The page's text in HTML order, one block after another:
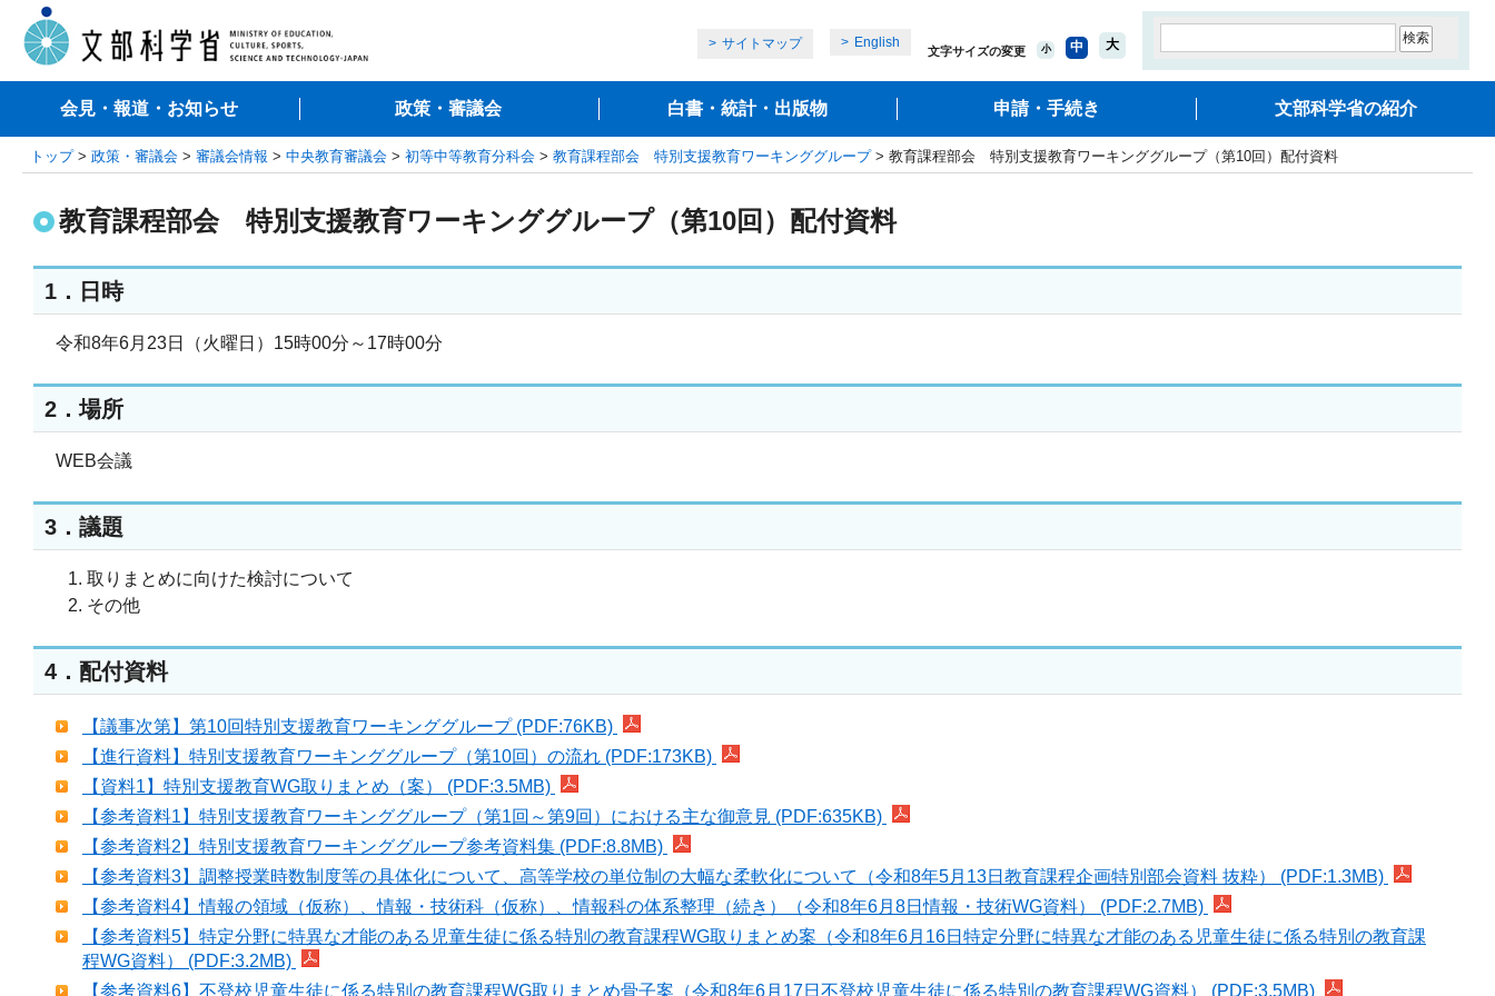
サイトマップ English
文字サイズの変更 小 中 大
会見・報道・お知らせ 政策・審議会 白書・統計・出版物 申請・手続き 文部科学省の紹介
トップ> 政策・審議会 > 審議会情報 > 中央教育審議会 > 初等中等教育分科会 > 教育課程部会 特別支援教育ワーキンググループ> 教育課程部会 特別支援教育ワーキンググループ（第10回）配付資料
教育課程部会 特別支援教育ワーキンググループ（第10回）配付資料
1．日時
令和8年6月23日（火曜日）15時00分～17時00分
2．場所
WEB会議
3．議題
取りまとめに向けた検討について
その他
4．配付資料
【議事次第】第10回特別支援教育ワーキンググループ (PDF:76KB)
【進行資料】特別支援教育ワーキンググループ（第10回）の流れ (PDF:173KB)
【資料1】特別支援教育WG取りまとめ（案） (PDF:3.5MB)
【参考資料1】特別支援教育ワーキンググループ（第1回～第9回）における主な御意見 (PDF:635KB)
【参考資料2】特別支援教育ワーキンググループ参考資料集 (PDF:8.8MB)
【参考資料3】調整授業時数制度等の具体化について、高等学校の単位制の大幅な柔軟化について（令和8年5月13日教育課程企画特別部会資料 抜粋） (PDF:1.3MB)
【参考資料4】情報の領域（仮称）、情報・技術科（仮称）、情報科の体系整理（続き）（令和8年6月8日情報・技術WG資料） (PDF:2.7MB)
【参考資料5】特定分野に特異な才能のある児童生徒に係る特別の教育課程WG取りまとめ案（令和8年6月16日特定分野に特異な才能のある児童生徒に係る特別の教育課
程WG資料） (PDF:3.2MB)
【参考資料6】不登校児童生徒に係る特別の教育課程WG取りまとめ骨子案（令和8年6月17日不登校児童生徒に係る特別の教育課程WG資料） (PDF:3.5MB)